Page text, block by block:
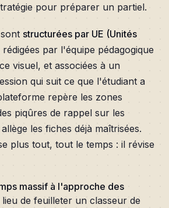
pour préparer un partiel.
structurées par UE (Unités
rédigées par l'équipe pédagogique
visuel, et associées à un
qui suit ce que l'étudiant a
repère les zones
piqûres de rappel sur les
les fiches déjà maîtrisées.
plus tout, tout le temps : il révise
massif à l'approche des
de feuilleter un classeur de